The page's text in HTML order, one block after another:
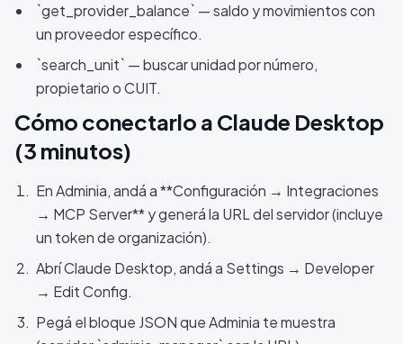
`get_provider_balance` — saldo y movimientos con
un proveedor específico.
`search_unit` — buscar unidad por número,
propietario o CUIT.
Cómo conectarlo a Claude Desktop
(3 minutos)
En Adminia, andá a **Configuración → Integraciones
→ MCP Server** y generá la URL del servidor (incluye
un token de organización).
Abrí Claude Desktop, andá a Settings → Developer
→ Edit Config.
Pegá el bloque JSON que Adminia te muestra